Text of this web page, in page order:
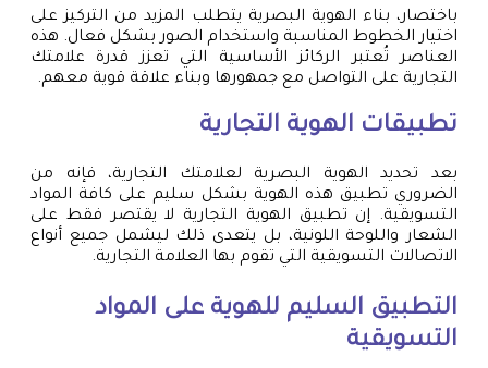
باختصار، بناء الهوية البصرية يتطلب المزيد من التركيز على
اختيار الخطوط المناسبة واستخدام الصور بشكل فعال. هذه
العناصر تُعتبر الركائز الأساسية التي تعزز قدرة علامتك
التجارية على التواصل مع جمهورها وبناء علاقة قوية معهم.
تطبيقات الهوية التجارية
بعد تحديد الهوية البصرية لعلامتك التجارية، فإنه من
الضروري تطبيق هذه الهوية بشكل سليم على كافة المواد
التسويقية. إن تطبيق الهوية التجارية لا يقتصر فقط على
الشعار واللوحة اللونية، بل يتعدى ذلك ليشمل جميع أنواع
الاتصالات التسويقية التي تقوم بها العلامة التجارية.
التطبيق السليم للهوية على المواد
التسويقية